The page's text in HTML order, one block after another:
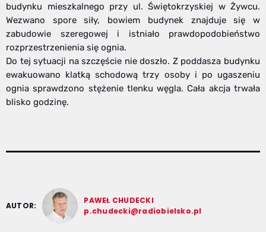
budynku mieszkalnego przy ul. Świętokrzyskiej w Żywcu.
Wezwano spore siły, bowiem budynek znajduje się w
zabudowie szeregowej i istniało prawdopodobieństwo
rozprzestrzenienia się ognia.
Do tej sytuacji na szczęście nie doszło. Z poddasza budynku
ewakuowano klatką schodową trzy osoby i po ugaszeniu
ognia sprawdzono stężenie tlenku węgla. Cała akcja trwała
blisko godzinę.
AUTOR:
PAWEŁ CHUDECKI
p.chudecki@radiobielsko.pl